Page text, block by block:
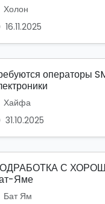
Холон
16.11.2025
операторы
Хайфа
31.10.2025
С
Яме
Бат Ям